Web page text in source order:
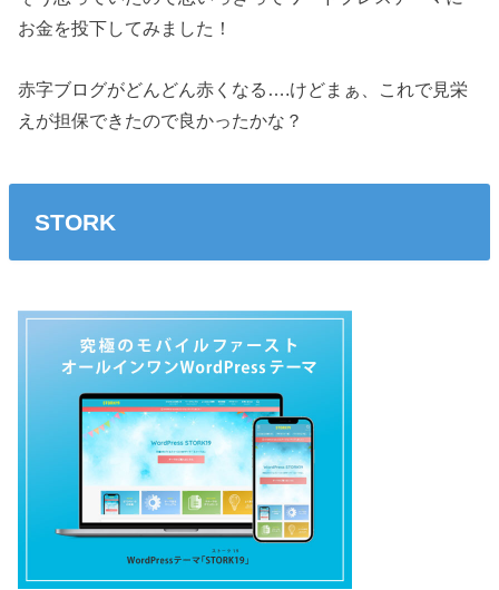
お金を投下してみました！
赤字ブログがどんどん赤くなる….けどまぁ、これで見栄
えが担保できたので良かったかな？
STORK